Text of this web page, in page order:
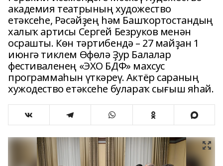
академия театрының художество
етәксеһе, Рәсәйҙең һәм Башҡортостандың
халыҡ артисы Сергей Безруков менән
осрашты. Көн тәртибендә – 27 майҙан 1
июнгә тиклем Өфөлә Ҙур Балалар
фестиваленең «ЭХО БДФ» махсус
программаһын үткәреү. Актёр сараның
хужодество етәксеһе булараҡ сығыш яһай.